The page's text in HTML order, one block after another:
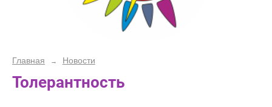
Главная → Новости
Толерантность